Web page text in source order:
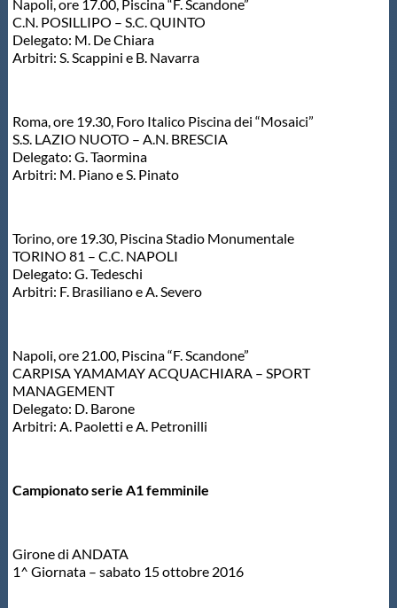
Napoli, ore 17.00, Piscina “F. Scandone”
C.N. POSILLIPO – S.C. QUINTO
Delegato: M. De Chiara
Arbitri: S. Scappini e B. Navarra
Roma, ore 19.30, Foro Italico Piscina dei “Mosaici”
S.S. LAZIO NUOTO – A.N. BRESCIA
Delegato: G. Taormina
Arbitri: M. Piano e S. Pinato
Torino, ore 19.30, Piscina Stadio Monumentale
TORINO 81 – C.C. NAPOLI
Delegato: G. Tedeschi
Arbitri: F. Brasiliano e A. Severo
Napoli, ore 21.00, Piscina “F. Scandone”
CARPISA YAMAMAY ACQUACHIARA – SPORT
MANAGEMENT
Delegato: D. Barone
Arbitri: A. Paoletti e A. Petronilli
Campionato serie A1 femminile
Girone di ANDATA
1^ Giornata – sabato 15 ottobre 2016